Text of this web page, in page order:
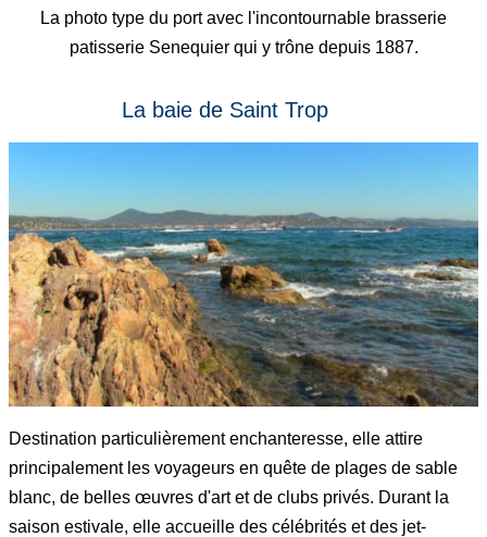
La photo type du port avec l'incontournable brasserie
patisserie Senequier qui y trône depuis 1887.
La baie de Saint Trop
Destination particulièrement enchanteresse, elle attire
principalement les voyageurs en quête de plages de sable
blanc, de belles œuvres d'art et de clubs privés. Durant la
saison estivale, elle accueille des célébrités et des jet-